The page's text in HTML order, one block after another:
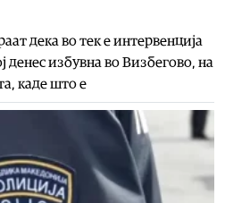
дека во тек е интервенција
денес избувна во Визбегово, на
каде што е